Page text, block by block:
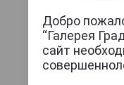
Добро
“Галерея
сайт